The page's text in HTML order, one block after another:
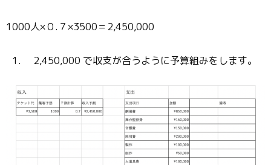
1000人×０.７×3500＝2,450,000
2,450,000 で収支が合うように予算組みをします。